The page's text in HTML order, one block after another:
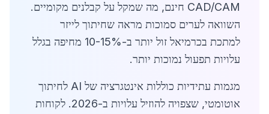
CAD/CAM חינם, מה שמקל על קבלנים מקומיים.
השוואה לערים סמוכות מראה שחיתוך לייזר
למתכת בכרמיאל זול יותר ב-10-15% מחיפה בגלל
עלויות תפעול נמוכות יותר.
מגמות עתידיות כוללות אינטגרציה של AI לחיתוך
אוטומטי, שצפויה להוזיל עלויות ב-2026. לקוחות